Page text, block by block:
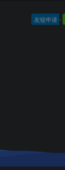
友链申请 -